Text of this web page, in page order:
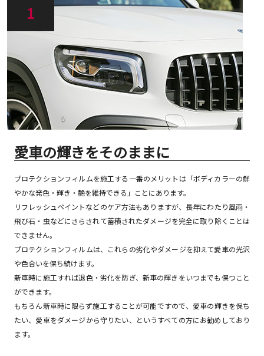
1
愛車の輝きをそのままに
プロテクションフィルムを施工する一番のメリットは「ボディカラーの鮮
やかな発色・輝き・艶を維持できる」ことにあります。
リフレッシュペイントなどのケア方法もありますが、長年にわたり風雨・
飛び石・虫などにさらされて蓄積されたダメージを完全に取り除くことは
できません。
プロテクションフィルムは、これらの劣化やダメージを抑えて愛車の光沢
や色合いを保ち続けます。
新車時に施工すれば退色・劣化を防ぎ、新車の輝きをいつまでも保つこと
ができます。
もちろん新車時に限らず施工することが可能ですので、愛車の輝きを保ち
たい、愛車をダメージから守りたい、というすべての方にお勧めしており
ます。